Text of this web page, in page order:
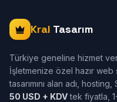
Kral Tasarım
Türkiye geneline hizmet
İşletmenize özel hazır
tasarımını alan adı,
50 USD + KDVtek fiyatla,